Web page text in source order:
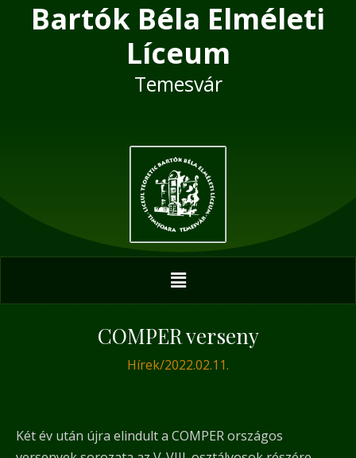
Bartók Béla Elméleti
Líceum
Temesvár
Menu
COMPER verseny
Hírek/2022.02.11.
Két év után újra elindult a COMPER országos
Post
navigation